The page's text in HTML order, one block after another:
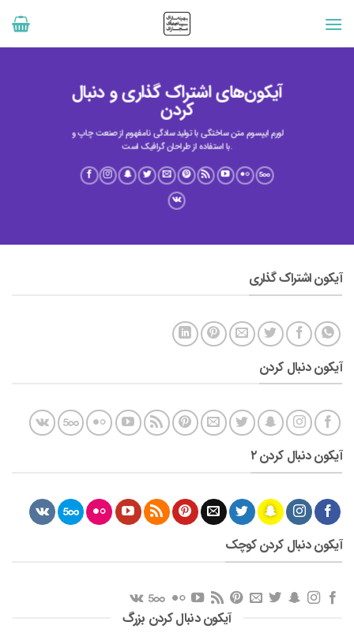
محتوا
آیکون‌های اشتراک گذاری و دنبال
کردن
لورم ایپسوم متن ساختگی با تولید سادگی نامفهوم از صنعت چاپ و
با استفاده از طراحان گرافیک است.
آیکون اشتراک گذاری
آیکون دنبال کردن
آیکون دنبال کردن ۲
آیکون دنبال کردن کوچک
آیکون دنبال کردن بزرگ